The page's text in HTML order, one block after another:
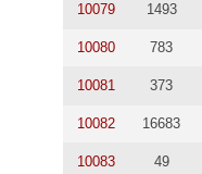
10079 1493
10080 783
10081 373
10082 16683
10083 49